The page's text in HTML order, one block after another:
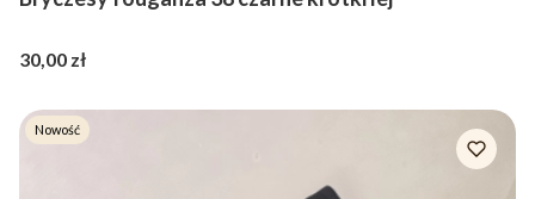
Cena
30,00 zł
Nowość